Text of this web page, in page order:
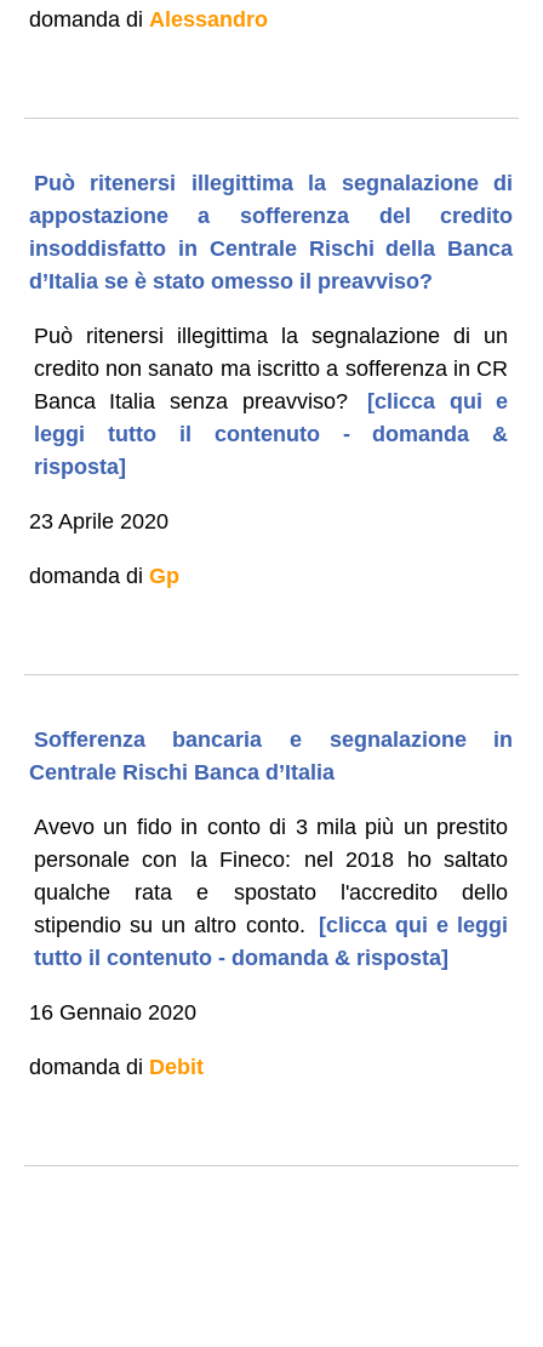
domanda di Alessandro
Può ritenersi illegittima la segnalazione di
appostazione a sofferenza del credito
insoddisfatto in Centrale Rischi della Banca
d’Italia se è stato omesso il preavviso?
Può ritenersi illegittima la segnalazione di un
credito non sanato ma iscritto a sofferenza in CR
Banca Italia senza preavviso?
[clicca qui e
leggi tutto il contenuto - domanda &
risposta]
23 Aprile 2020
domanda di Gp
Sofferenza bancaria e segnalazione in
Centrale Rischi Banca d’Italia
Avevo un fido in conto di 3 mila più un prestito
personale con la Fineco: nel 2018 ho saltato
qualche rata e spostato l'accredito dello
stipendio su un altro conto.
[clicca qui e leggi
tutto il contenuto - domanda & risposta]
16 Gennaio 2020
domanda di Debit